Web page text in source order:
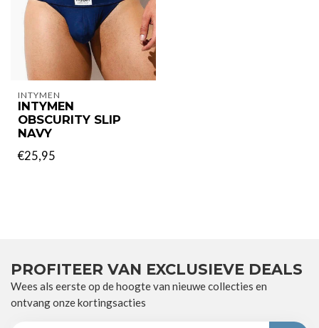
INTYMEN
INTYMEN
OBSCURITY SLIP
NAVY
€25,95
PROFITEER VAN EXCLUSIEVE DEALS
Wees als eerste op de hoogte van nieuwe collecties en
ontvang onze kortingsacties